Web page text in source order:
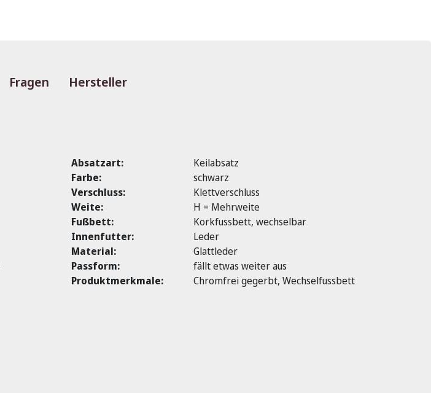
Fragen Hersteller
Absatzart:
Keilabsatz
Farbe:
schwarz
Verschluss:
Klettverschluss
Weite:
H = Mehrweite
Fußbett:
Korkfussbett, wechselbar
Innenfutter:
Leder
Material:
Glattleder
Passform:
fällt etwas weiter aus
Produktmerkmale:
Chromfrei gegerbt, Wechselfussbett